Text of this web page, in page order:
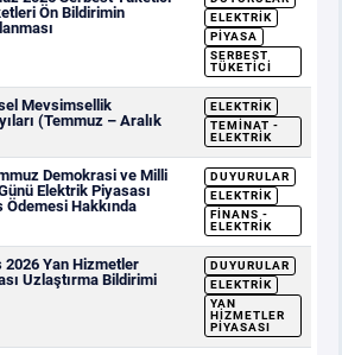
Ön Bildirimin
ELEKTRIK
PIYASA
SERBEST
TÜKETICI
Mevsimsellik
(Temmuz – Aralık
ELEKTRIK
TEMINAT -
ELEKTRIK
Demokrasi ve Milli
Elektrik Piyasası
Ödemesi Hakkında
DUYURULAR
ELEKTRIK
FINANS -
ELEKTRIK
2026 Yan Hizmetler
Uzlaştırma Bildirimi
DUYURULAR
ELEKTRIK
YAN
HIZMETLER
PIYASASI